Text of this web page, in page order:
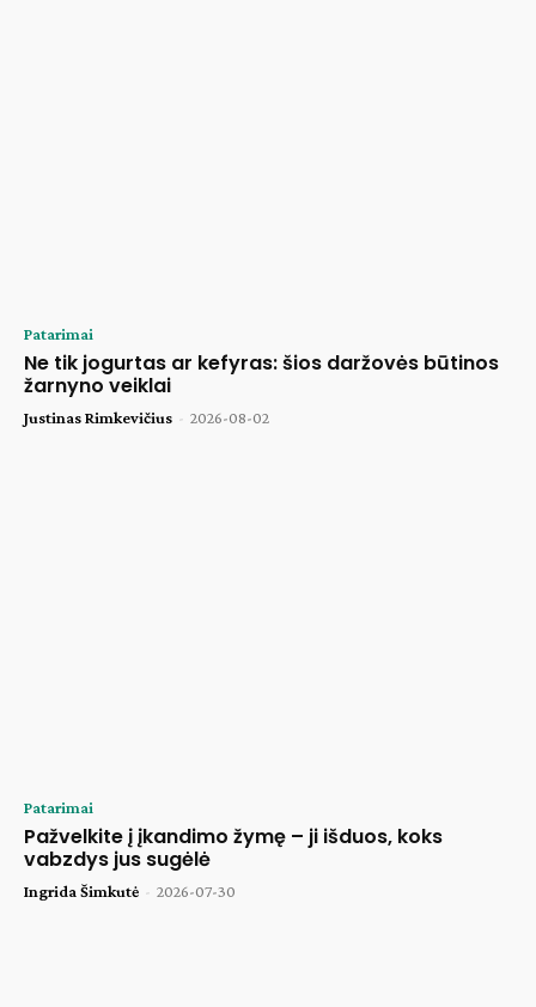
Patarimai
Ne tik jogurtas ar kefyras: šios daržovės būtinos
žarnyno veiklai
Justinas Rimkevičius - 2026-08-02
Patarimai
Pažvelkite į įkandimo žymę – ji išduos, koks
vabzdys jus sugėlė
Ingrida Šimkutė - 2026-07-30